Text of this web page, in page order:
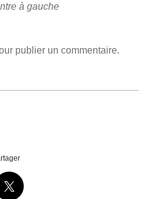
à gauche
publier un commentaire.